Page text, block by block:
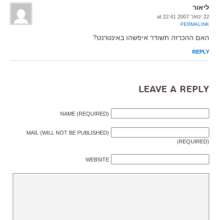
ליאור
22 ינואר 2007 at 22:41
PERMALINK
האם ההכרזה תשודר איפשהו באינטרנט?
REPLY
Leave a Reply
NAME (REQUIRED)
MAIL (WILL NOT BE PUBLISHED)
(REQUIRED)
WEBSITE